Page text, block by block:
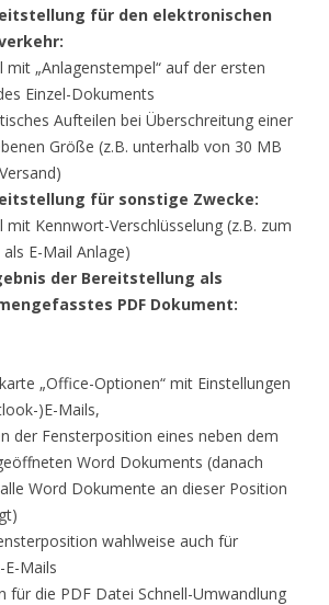
für den elektronischen
mit „Anlagenstempel“ auf der ersten
Einzel-Dokuments
Aufteilen bei Überschreitung einer
Größe (z.B. unterhalb von 30 MB
für sonstige Zwecke:
mit Kennwort-Verschlüsselung (z.B. zum
E-Mail Anlage)
der Bereitstellung als
PDF Dokument:
„Office-Optionen“ mit Einstellungen
)E-Mails,
der Fensterposition eines neben dem
Word Dokuments (danach
Word Dokumente an dieser Position
wahlweise auch für
Mails
für die PDF Datei Schnell-Umwandlung